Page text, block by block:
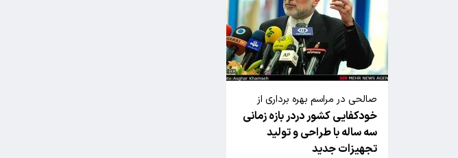
صالحی در مراسم بهره برداری از
دستاوردهای انرژی اتمی اعلام کرد:
خودکفایی کشور دردر بازه زمانی
سه ساله با طراحی و تولید
تجهیزات جدید